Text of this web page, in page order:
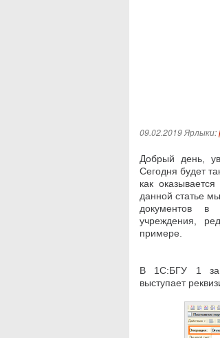
09.02.2019 Ярлыки:
Добрый день,
Сегодня будет
как
данной статье
документов в
учреждения,
примере.
В 1С:БГУ 1 за
выступает